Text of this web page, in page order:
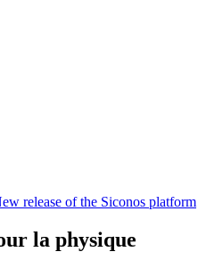
release of the Siconos platform
la physique